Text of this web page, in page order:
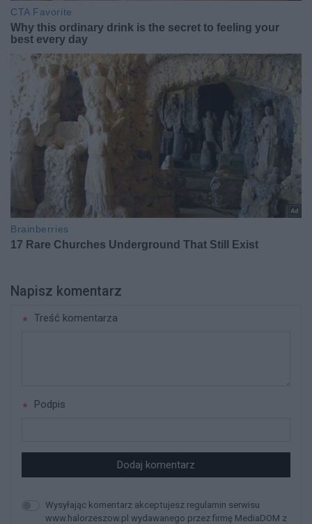
Napisz komentarz
Treść komentarza
Podpis
Dodaj komentarz
Wysyłając komentarz akceptujesz regulamin serwisu
www.halorzeszow.pl wydawanego przez firmę MediaDOM z